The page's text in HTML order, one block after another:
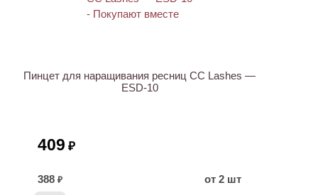
Пинцет для наращивания ресниц CC Lashes —
ESD-10
409 ₽
388 ₽
от 2 шт